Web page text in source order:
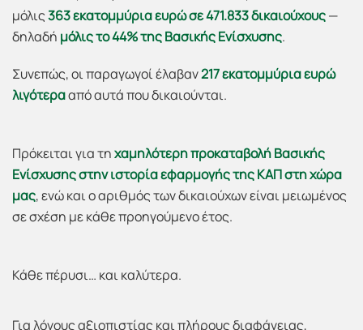
μόλις363 εκατομμύρια ευρώ σε 471.833 δικαιούχους—
δηλαδή μόλις το 44% της Βασικής Ενίσχυσης.
Συνεπώς, οι παραγωγοί έλαβαν217 εκατομμύρια ευρώ
λιγότερααπό αυτά που δικαιούνται.
Πρόκειται για τηχαμηλότερη προκαταβολή Βασικής
Ενίσχυσης στην ιστορία εφαρμογής της ΚΑΠ στη χώρα
μας, ενώ και ο αριθμός των δικαιούχων είναι μειωμένος
σε σχέση με κάθε προηγούμενο έτος.
Κάθε πέρυσι… και καλύτερα.
Για λόγους αξιοπιστίας και πλήρους διαφάνειας,